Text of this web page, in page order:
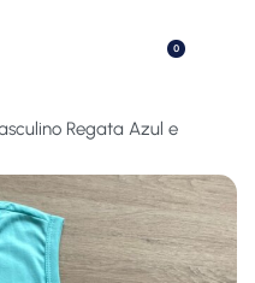
0
Regata Azul e